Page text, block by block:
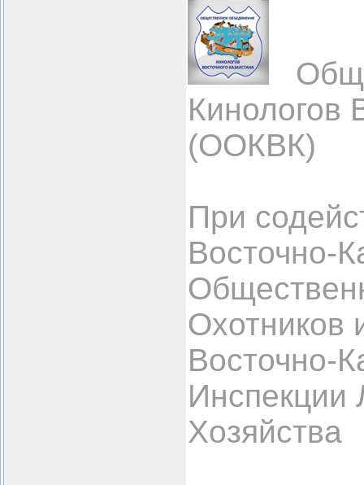
Кинологов
(ООКВК)
При
Восточно-
Восточно-
Инспекции
Хозяйства